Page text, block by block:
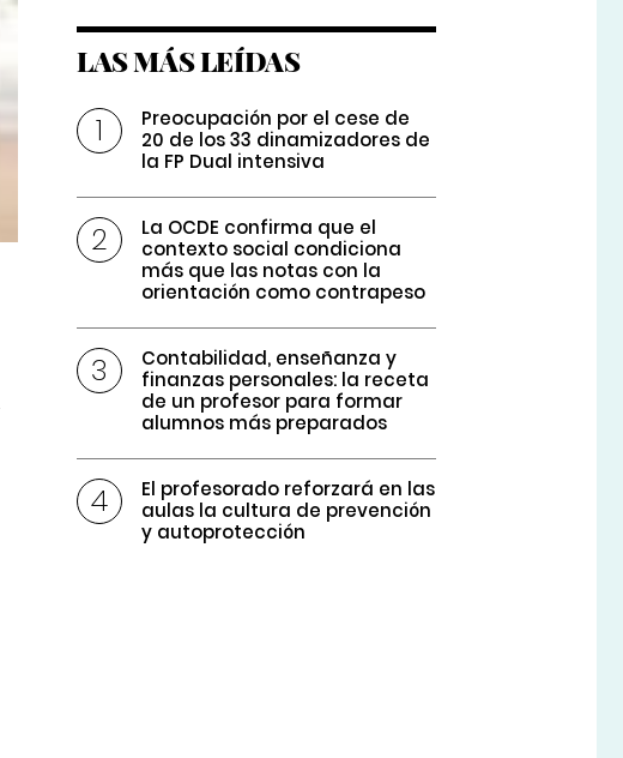
LAS MÁS LEÍDAS
Preocupación por el cese de
20 de los 33 dinamizadores de
la FP Dual intensiva
La OCDE confirma que el
contexto social condiciona
más que las notas con la
orientación como contrapeso
Contabilidad, enseñanza y
finanzas personales: la receta
de un profesor para formar
alumnos más preparados
El profesorado reforzará en las
aulas la cultura de prevención
y autoprotección